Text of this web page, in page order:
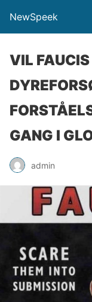
NewSpeek
VIL
GANG I
admin